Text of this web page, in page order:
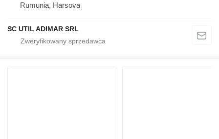
Rumunia, Harsova
SC UTIL ADIMAR SRL